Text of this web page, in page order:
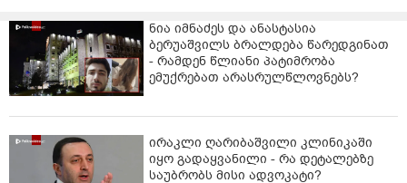
ნია იმნაძეს და ანასტასია
ბერუაშვილს ბრალდება წარედგინათ
- რამდენ წლიანი პატიმრობა
ემუქრებათ არასრულწლოვნებს?
ირაკლი ღარიბაშვილი კლინიკაში
იყო გადაყვანილი - რა დეტალებზე
საუბრობს მისი ადვოკატი?